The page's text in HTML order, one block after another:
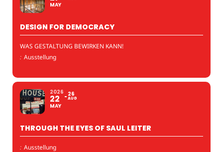
MAY
DESIGN FOR DEMOCRACY
WAS GESTALTUNG BEWIRKEN KANN!
: Ausstellung
2026
22
MAY
26
AUG
THROUGH THE EYES OF SAUL LEITER
: Ausstellung